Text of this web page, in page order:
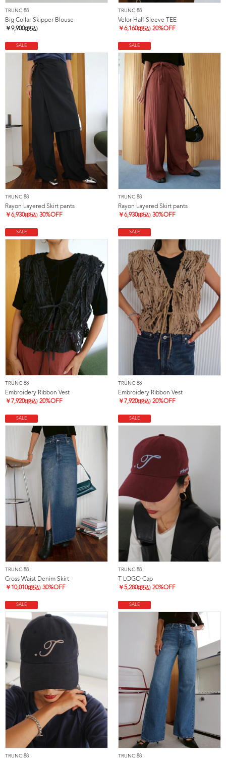
TRUNC 88
Big Collar Skipper Blouse
￥9,900(税込)
TRUNC 88
Velor Half Sleeve TEE
￥6,160(税込) 20%OFF
SALE
TRUNC 88
Rayon Layered Skirt pants
￥6,930(税込) 30%OFF
SALE
TRUNC 88
Rayon Layered Skirt pants
￥6,930(税込) 30%OFF
SALE
TRUNC 88
Embroidery Ribbon Vest
￥ 7,920(税込) 20%OFF
SALE
TRUNC 88
Embroidery Ribbon Vest
￥ 7,920(税込) 20%OFF
SALE
TRUNC 88
Cross Waist Denim Skirt
￥ 10,010(税込) 30%OFF
SALE
TRUNC 88
T LOGO Cap
￥5,280(税込) 20%OFF
SALE
TRUNC 88
SALE
TRUNC 88